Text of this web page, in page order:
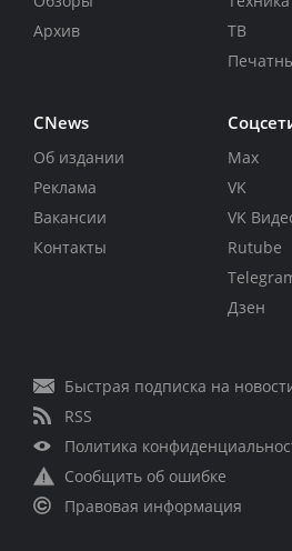
Архив
ТВ
CNews
Об издании
Реклама
Вакансии
Контакты
Max
VK
VK
Rutube
Дзен
Быстрая подписка на
RSS
Политика
Сообщить об ошибке
Правовая информация